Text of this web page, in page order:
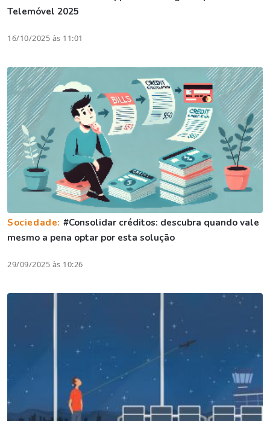
Telemóvel 2025
16/10/2025 às 11:01
Sociedade: #Consolidar créditos: descubra quando vale
mesmo a pena optar por esta solução
29/09/2025 às 10:26